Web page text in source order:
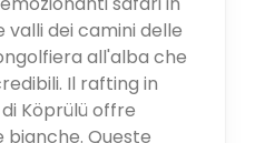
valli dei camini delle
all'alba che
Il rafting in
Köprülü offre
bianche. Queste